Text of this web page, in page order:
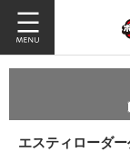
エスティローダ